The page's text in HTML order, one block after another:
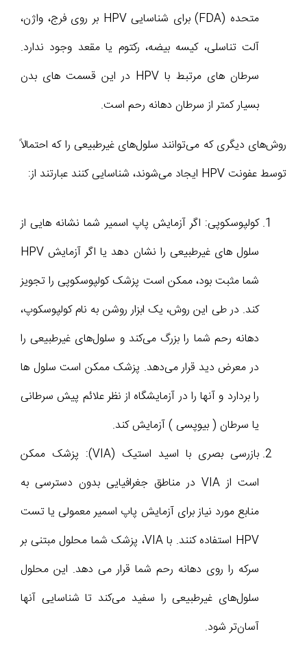
متحده (FDA) برای شناسایی HPV بر روی فرج، واژن،
آلت تناسلی، کیسه بیضه، رکتوم یا مقعد وجود ندارد.
سرطان های مرتبط با HPV در این قسمت های بدن
بسیار کمتر از سرطان دهانه رحم است.
روش‌های دیگری که می‌توانند سلول‌های غیرطبیعی را که احتمالاً
توسط عفونت HPV ایجاد می‌شوند، شناسایی کنند عبارتند از:
کولپوسکوپی: اگر آزمایش پاپ اسمیر شما نشانه هایی از
سلول های غیرطبیعی را نشان دهد یا اگر آزمایش HPV
شما مثبت بود، ممکن است پزشک کولپوسکوپی را تجویز
کند. در طی این روش، یک ابزار روشن به نام کولپوسکوپ،
دهانه رحم شما را بزرگ می‌کند و سلول‌های غیرطبیعی را
در معرض دید قرار می‌دهد. پزشک ممکن است سلول ها
را بردارد و آنها را در آزمایشگاه از نظر علائم پیش سرطانی
یا سرطان ( بیوپسی ) آزمایش کند.
بازرسی بصری با اسید استیک (VIA): پزشک ممکن
است از VIA در مناطق جغرافیایی بدون دسترسی به
منابع مورد نیاز برای آزمایش پاپ اسمیر معمولی یا تست
HPV استفاده کنند. با VIA، پزشک شما محلول مبتنی بر
سرکه را روی دهانه رحم شما قرار می دهد. این محلول
سلول‌های غیرطبیعی را سفید می‌کند تا شناسایی آنها
آسان‌تر شود.